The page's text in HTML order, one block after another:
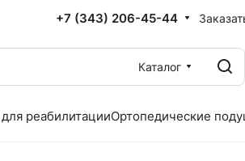
+7 (343) 206-45-44
Каталог
реабилитацииОртопедические